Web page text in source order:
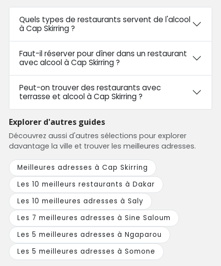
Quels types de restaurants servent de l'alcool
à Cap Skirring ?
Faut-il réserver pour dîner dans un restaurant
avec alcool à Cap Skirring ?
Peut-on trouver des restaurants avec
terrasse et alcool à Cap Skirring ?
Explorer d'autres guides
Découvrez aussi d'autres sélections pour explorer
davantage la ville et trouver les meilleures adresses.
Meilleures adresses à Cap Skirring
Les 10 meilleurs restaurants à Dakar
Les 10 meilleures adresses à Saly
Les 7 meilleures adresses à Sine Saloum
Les 5 meilleures adresses à Ngaparou
Les 5 meilleures adresses à Somone